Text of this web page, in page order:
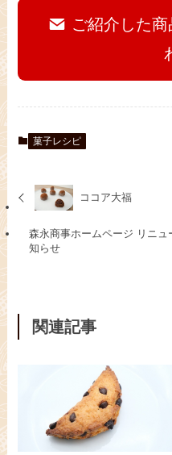
ご紹介した
菓子レシピ
ココア大福
森永商事ホームページ リニ
知らせ
関連記事